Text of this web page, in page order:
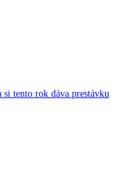
tento rok dáva prestávku